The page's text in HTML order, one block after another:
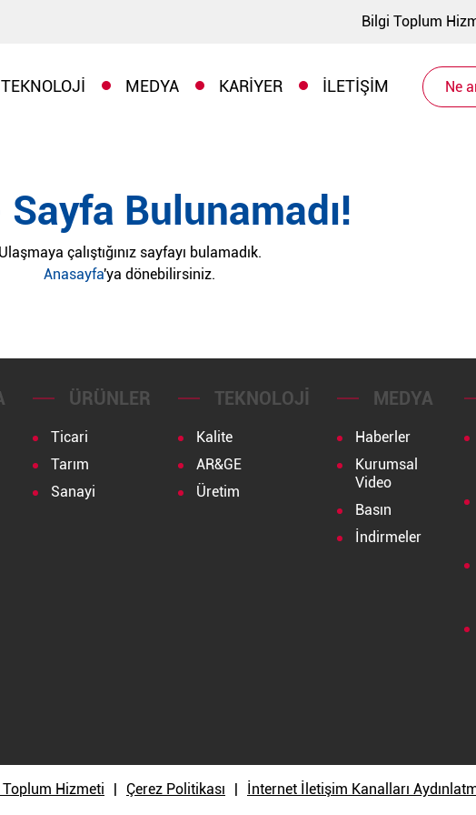
Bilgi Toplum
TEKNOLOJI MEDYA KARIYER İLETIŞIM
Bulunamadı!
Ulaşmaya çalıştığınız sayfayı bulamadık.
Anasayfa'ya dönebilirsiniz.
ÜRÜNLER
Ticari
Tarım
Sanayi
TEKNOLOJI
Kalite
AR&GE
Üretim
MEDYA
Haberler
Kurumsal
Video
Basın
İndirmeler
Toplum Hizmeti Çerez Politikası
İnternet İletişim Kanalları